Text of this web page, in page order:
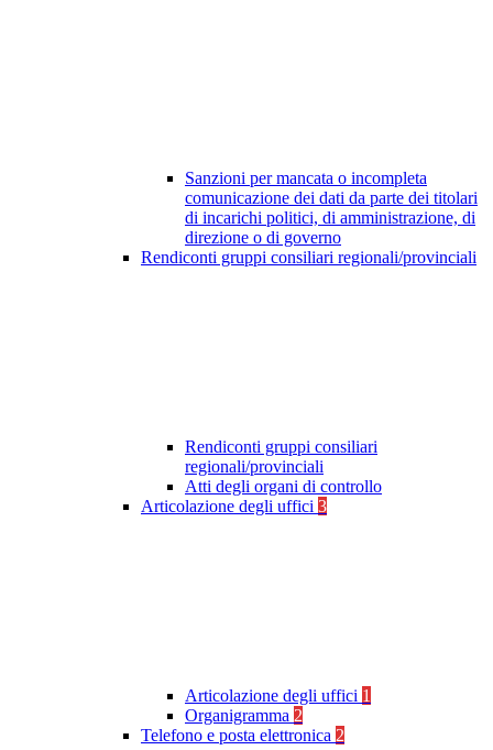
Sanzioni per mancata o incompleta
comunicazione dei dati da parte dei titolari
di incarichi politici, di amministrazione, di
direzione o di governo
Rendiconti gruppi consiliari regionali/provinciali
Rendiconti gruppi consiliari
regionali/provinciali
Atti degli organi di controllo
Articolazione degli uffici 3
Articolazione degli uffici 1
Organigramma 2
Telefono e posta elettronica 2